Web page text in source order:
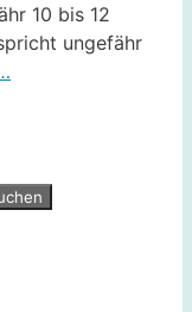
10 bis 12
ungefähr